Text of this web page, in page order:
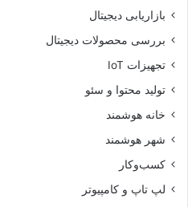
بازاریابی دیجیتال
بررسی محصولات دیجیتال
تجهیزات IoT
تولید محتوا و سئو
خانه هوشمند
شهر هوشمند
کسب‌وکار
لپ تاپ و کامپیوتر